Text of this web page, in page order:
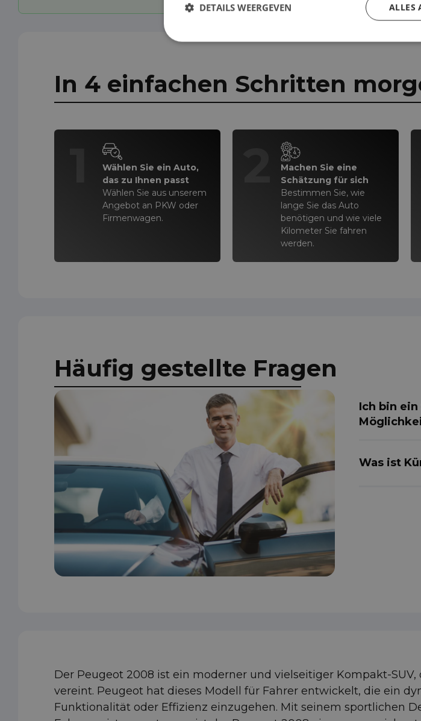
In 4 einfachen Schritten
Wählen Sie ein Auto,
das zu Ihnen passt
Wählen Sie aus unserem
Angebot an PKW oder
Firmenwagen.
Machen Sie eine
Schätzung für sich
Bestimmen Sie, wie
lange Sie das Auto
benötigen und wie viele
Kilometer Sie fahren
werden.
Häufig gestellte Fragen
Ich bin
Was ist
Der Peugeot 2008 ist ein moderner und vielseitiger Kompakt-
vereint. Peugeot hat dieses Modell für Fahrer entwickelt, die ein
Funktionalität oder Effizienz einzugehen. Mit seinem sportlichen
ALLES
DETAILS WEERGEVEN